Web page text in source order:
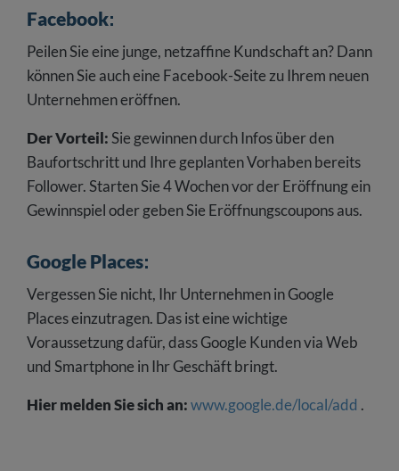
Facebook:
Peilen Sie eine junge, netzaffine Kundschaft an? Dann
können Sie auch eine Facebook-Seite zu Ihrem neuen
Unternehmen eröffnen.
Der Vorteil:Sie gewinnen durch Infos über den
Baufortschritt und Ihre geplanten Vorhaben bereits
Follower. Starten Sie 4 Wochen vor der Eröffnung ein
Gewinnspiel oder geben Sie Eröffnungscoupons aus.
Google Places:
Vergessen Sie nicht, Ihr Unternehmen in Google
Places einzutragen. Das ist eine wichtige
Voraussetzung dafür, dass Google Kunden via Web
und Smartphone in Ihr Geschäft bringt.
Hier melden Sie sich an:www.google.de/local/add .